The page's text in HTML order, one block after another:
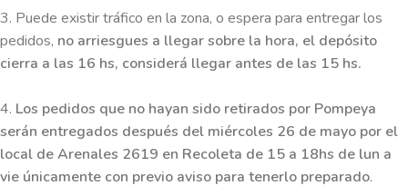
3. Puede existir tráfico en la zona, o espera para entregar los
pedidos, no arriesgues a llegar sobre la hora, el depósito
cierra a las 16 hs, considerá llegar antes de las 15 hs.
4. Los pedidos que no hayan sido retirados por Pompeya
serán entregados después del miércoles 26 de mayo por el
local de Arenales 2619 en Recoleta de 15 a 18hs de lun a
vie únicamente con previo aviso para tenerlo preparado.